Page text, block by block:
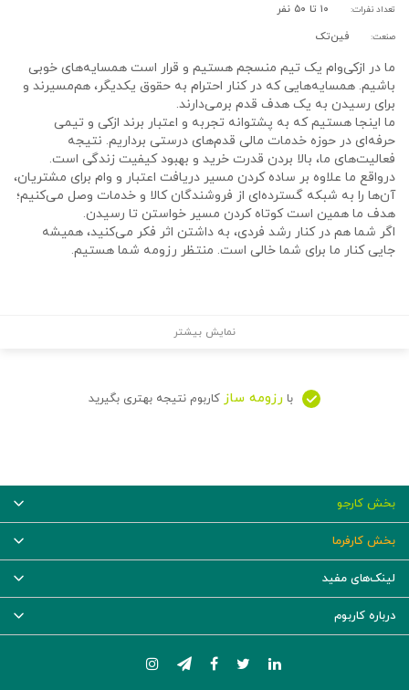
تعداد نفرات: ۱۰ تا ۵۰ نفر
صنعت: فین‌تک
ما در ازکی‌وام یک تیم منسجم هستیم و قرار است همسایه‌های خوبی
باشیم. همسایه‌هایی که در کنار احترام به حقوق یکدیگر، هم‌مسیرند و
برای رسیدن به یک هدف قدم برمی‌دارند.
ما اینجا هستیم که به پشتوانه تجربه و اعتبار برند ازکی و تیمی
حرفه‌ای در حوزه خدمات مالی قدم‌های درستی برداریم. نتیجه
فعالیت‌های ما، بالا بردن قدرت خرید و بهبود کیفیت زندگی است.
درواقع ما علاوه بر ساده کردن مسیر دریافت اعتبار و وام برای مشتریان،
آن‌ها را به شبکه گسترده‌ای از فروشندگان کالا و خدمات وصل می‌کنیم؛
هدف ما همین است کوتاه کردن مسیر خواستن تا رسیدن.
اگر شما هم در کنار رشد فردی، به داشتن اثر فکر می‌کنید، همیشه
جایی کنار ما برای شما خالی است. منتظر رزومه شما هستیم.
نمایش بیشتر
با رزومه ساز کاربوم نتیجه بهتری بگیرید
بخش کارجو
بخش کارفرما
لینک‌های مفید
درباره کاربوم